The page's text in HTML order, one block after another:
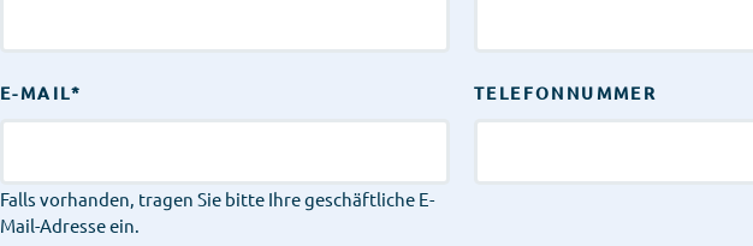
E-MAIL*
Falls vorhanden, tragen Sie bitte Ihre geschäftliche E-
Mail-Adresse ein.
TELEFONNUMMER